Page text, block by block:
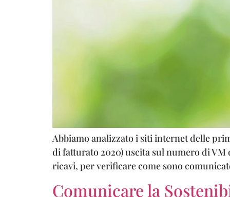
Abbiamo analizzato i siti internet delle
di fatturato 2020) uscita sul numero di
ricavi, per verificare come sono
Comunicare la